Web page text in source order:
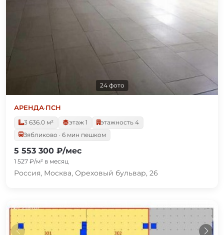
24 фото
АРЕНДА·ПСН
3 636.0 м²
этаж 1
этажность 4
Зябликово · 6 мин пешком
5 553 300 ₽/мес
1 527 ₽/м² в месяц
Россия, Москва, Ореховый бульвар, 26